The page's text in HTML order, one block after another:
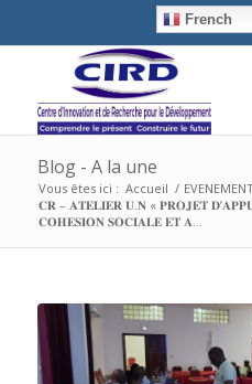
French
Blog - A la une
Vous êtes ici : Accueil /
𝐂𝐑 – 𝐀𝐓𝐄𝐋𝐈𝐄𝐑 𝐔.𝐍 « 𝐏𝐑𝐎𝐉𝐄𝐓
𝐂𝐎𝐇𝐄𝐒𝐈𝐎𝐍 𝐒𝐎𝐂𝐈𝐀𝐋𝐄 𝐄𝐓 𝐀...